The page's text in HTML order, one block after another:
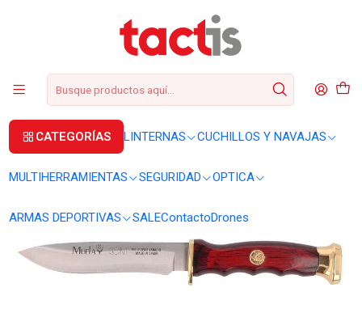
CATEGORÍAS LINTERNAS CUCHILLOS Y NAVAJAS
MULTIHERRAMIENTAS SEGURIDAD OPTICA
ARMAS DEPORTIVAS SALEContactoDrones
+56 2 3224 9572 +569 62369815
CUCHILLOS Y NAVAJAS CUCHILLOS Cuchillo Muela Comf-10